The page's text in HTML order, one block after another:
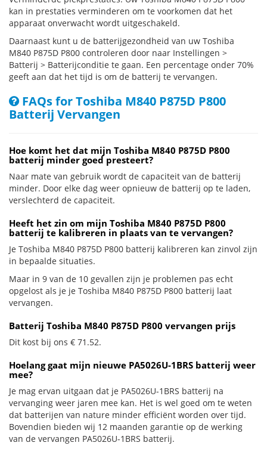
kan in prestaties verminderen om te voorkomen dat het
apparaat onverwacht wordt uitgeschakeld.
Daarnaast kunt u de batterijgezondheid van uw Toshiba
M840 P875D P800 controleren door naar Instellingen >
Batterij > Batterijconditie te gaan. Een percentage onder 70%
geeft aan dat het tijd is om de batterij te vervangen.
FAQs for Toshiba M840 P875D P800
Batterij Vervangen
Hoe komt het dat mijn Toshiba M840 P875D P800
batterij minder goed presteert?
Naar mate van gebruik wordt de capaciteit van de batterij
minder. Door elke dag weer opnieuw de batterij op te laden,
verslechterd de capaciteit.
Heeft het zin om mijn Toshiba M840 P875D P800
batterij te kalibreren in plaats van te vervangen?
Je Toshiba M840 P875D P800 batterij kalibreren kan zinvol zijn
in bepaalde situaties.
Maar in 9 van de 10 gevallen zijn je problemen pas echt
opgelost als je je Toshiba M840 P875D P800 batterij laat
vervangen.
Batterij Toshiba M840 P875D P800 vervangen prijs
Dit kost bij ons € 71.52.
Hoelang gaat mijn nieuwe PA5026U-1BRS batterij weer
mee?
Je mag ervan uitgaan dat je PA5026U-1BRS batterij na
vervanging weer jaren mee kan. Het is wel goed om te weten
dat batterijen van nature minder efficiënt worden over tijd.
Bovendien bieden wij 12 maanden garantie op de werking
van de vervangen PA5026U-1BRS batterij.